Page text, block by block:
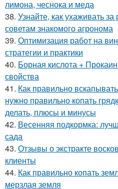
лимона, чеснока и меда
38. Узнайте, как ухаживать
советам знакомого агронома
39. Оптимизация работ на
стратегии и практики
40. Борная кислота +
свойства
41. Как правильно
нужно правильно копать
делать, плюсы и минусы
42. Весенняя подкормка:
сада
43. Отзывы о экстракте
клиенты
44. Как правильно копать
мерзлая земля